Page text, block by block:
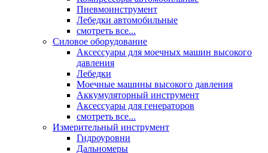
Пневмоинструмент
Лебедки автомобильные
смотреть все...
Силовое оборудование
Аксессуары для моечных машин высокого
давления
Лебедки
Моечные машины высокого давления
Аккумуляторный инструмент
Аксессуары для генераторов
смотреть все...
Измерительный инструмент
Гидроуровни
Дальномеры